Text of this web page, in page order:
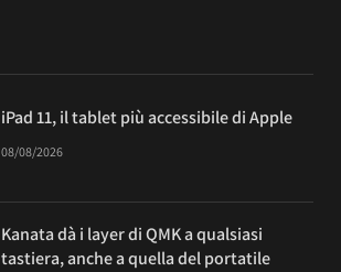
iPad 11, il tablet più accessibile di Apple
08/08/2026
Kanata dà i layer di QMK a qualsiasi
tastiera, anche a quella del portatile